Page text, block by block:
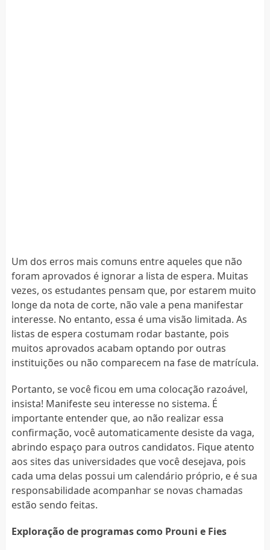
Um dos erros mais comuns entre aqueles que não
foram aprovados é ignorar a lista de espera. Muitas
vezes, os estudantes pensam que, por estarem muito
longe da nota de corte, não vale a pena manifestar
interesse. No entanto, essa é uma visão limitada. As
listas de espera costumam rodar bastante, pois
muitos aprovados acabam optando por outras
instituições ou não comparecem na fase de matrícula.
Portanto, se você ficou em uma colocação razoável,
insista! Manifeste seu interesse no sistema. É
importante entender que, ao não realizar essa
confirmação, você automaticamente desiste da vaga,
abrindo espaço para outros candidatos. Fique atento
aos sites das universidades que você desejava, pois
cada uma delas possui um calendário próprio, e é sua
responsabilidade acompanhar se novas chamadas
estão sendo feitas.
Exploração de programas como Prouni e Fies